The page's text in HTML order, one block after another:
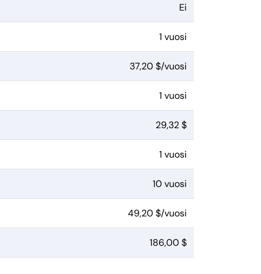
Ei
1 vuosi
37,20 $/vuosi
1 vuosi
29,32 $
1 vuosi
10 vuosi
49,20 $/vuosi
186,00 $